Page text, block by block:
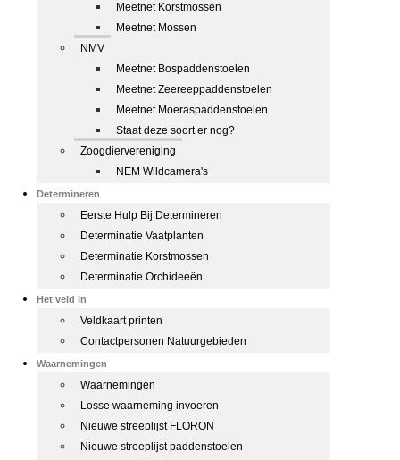
Meetnet Korstmossen
Meetnet Mossen
NMV
Meetnet Bospaddenstoelen
Meetnet Zeereeppaddenstoelen
Meetnet Moeraspaddenstoelen
Staat deze soort er nog?
Zoogdiervereniging
NEM Wildcamera's
Determineren
Eerste Hulp Bij Determineren
Determinatie Vaatplanten
Determinatie Korstmossen
Determinatie Orchideeën
Het veld in
Veldkaart printen
Contactpersonen Natuurgebieden
Waarnemingen
Waarnemingen
Losse waarneming invoeren
Nieuwe streeplijst FLORON
Nieuwe streeplijst paddenstoelen